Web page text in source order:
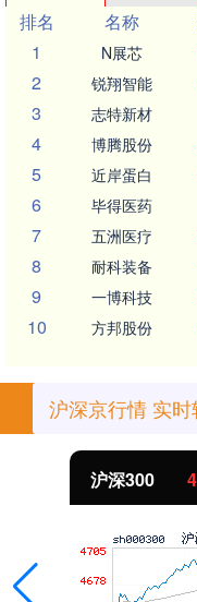
排名 名称
1
N展芯
2 锐翔智能
3 志特新材
4 博腾股份
5 近岸蛋白
6 毕得医药
7 五洲医疗
8 耐科装备
9 一博科技
10 方邦股份
沪深京行情 实时
北证50